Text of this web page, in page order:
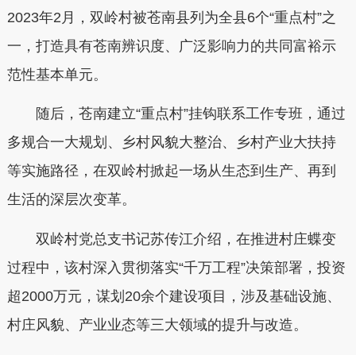
2023年2月，双岭村被苍南县列为全县6个“重点村”之
一，打造具有苍南辨识度、广泛影响力的共同富裕示
范性基本单元。
随后，苍南建立“重点村”挂钩联系工作专班，通过
多规合一大规划、乡村风貌大整治、乡村产业大扶持
等实施路径，在双岭村掀起一场从生态到生产、再到
生活的深层次变革。
双岭村党总支书记苏传江介绍，在推进村庄蝶变
过程中，该村深入贯彻落实“千万工程”决策部署，投资
超2000万元，谋划20余个建设项目，涉及基础设施、
村庄风貌、产业业态等三大领域的提升与改造。